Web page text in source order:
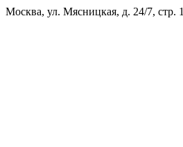
Москва, ул. Мясницкая, д. 24/7, стр. 1